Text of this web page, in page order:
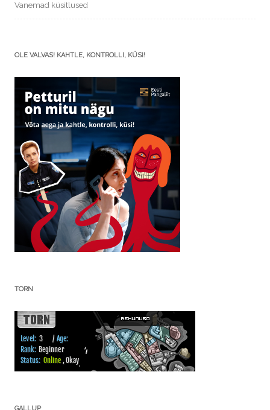
Vanemad küsitlused
OLE VALVAS! KAHTLE, KONTROLLI, KÜSI!
TORN
GALLUP